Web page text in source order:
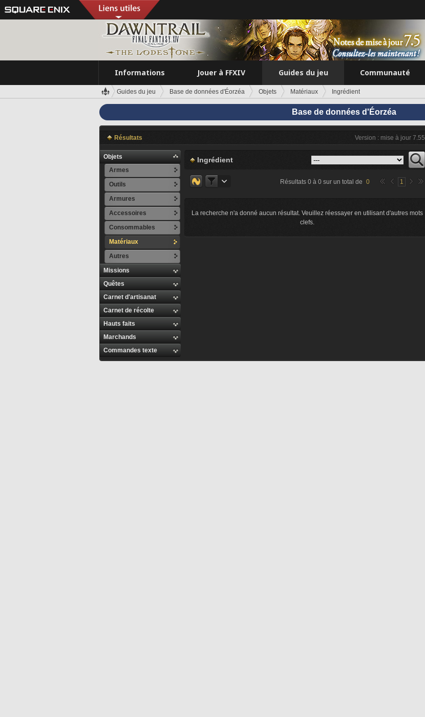
Informations Jouer à FFXIV Guides du jeu Communauté
Guides du jeu Base de données d'Éorzéa Objets Matériaux Ingrédient
Base de données d'Éorzéa
Résultats Version : mise à jour 7.55
Objets
Armes
Outils
Armures
Accessoires
Consommables
Matériaux
Autres
Missions
Quêtes
Carnet d'artisanat
Carnet de récolte
Hauts faits
Marchands
Commandes texte
Ingrédient
Résultats 0 à 0 sur un total de 0 1
La recherche n'a donné aucun résultat. Veuillez réessayer en utilisant d'autres mots
clefs.